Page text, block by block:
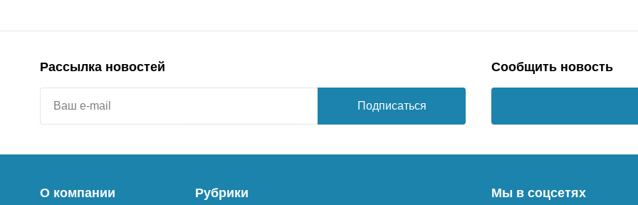
Рассылка новостей
Подписаться
Сообщить новость
О компании Рубрики Мы в соцсетях